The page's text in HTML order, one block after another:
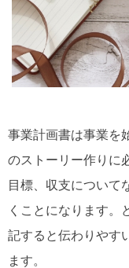
事業計画書は事業を
のストーリー作りに
目標、収支について
くことになります。
記すると伝わりやす
ます。